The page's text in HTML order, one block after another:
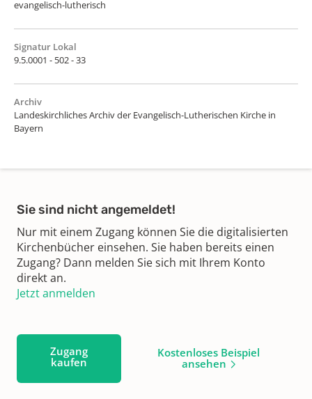
evangelisch-lutherisch
Signatur Lokal
9.5.0001 - 502 - 33
Archiv
Landeskirchliches Archiv der Evangelisch-Lutherischen Kirche in
Bayern
Sie sind nicht angemeldet!
Nur mit einem Zugang können Sie die digitalisierten
Kirchenbücher einsehen. Sie haben bereits einen
Zugang? Dann melden Sie sich mit Ihrem Konto
direkt an.
Jetzt anmelden
Zugang
kaufen
Kostenloses Beispiel
ansehen